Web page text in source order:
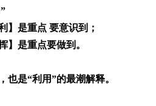
】是重点 要意识到；
】是重点要做到。
也是“利用”的最潮解释。